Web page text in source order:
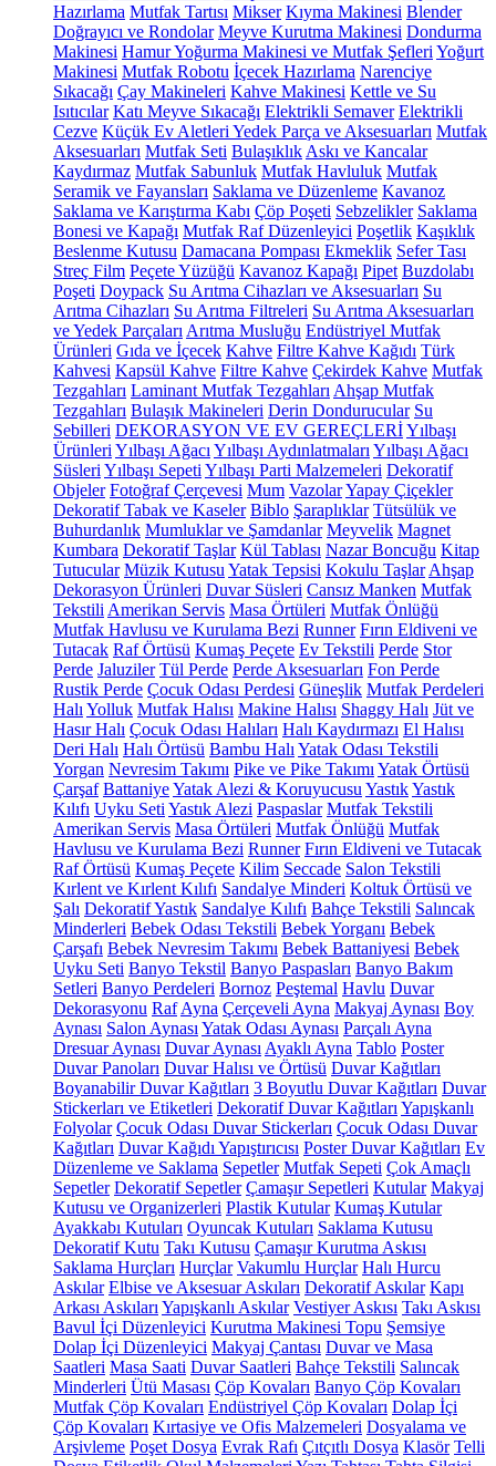
Hazırlama Mutfak Tartısı Mikser Kıyma Makinesi Blender
Doğrayıcı ve Rondolar Meyve Kurutma Makinesi Dondurma
Makinesi Hamur Yoğurma Makinesi ve Mutfak Şefleri Yoğurt
Makinesi Mutfak Robotu İçecek Hazırlama Narenciye
Sıkacağı Çay Makineleri Kahve Makinesi Kettle ve Su
Isıtıcılar Katı Meyve Sıkacağı Elektrikli Semaver Elektrikli
Cezve Küçük Ev Aletleri Yedek Parça ve Aksesuarları Mutfak
Aksesuarları Mutfak Seti Bulaşıklık Askı ve Kancalar
Kaydırmaz Mutfak Sabunluk Mutfak Havluluk Mutfak
Seramik ve Fayansları Saklama ve Düzenleme Kavanoz
Saklama ve Karıştırma Kabı Çöp Poşeti Sebzelikler Saklama
Bonesi ve Kapağı Mutfak Raf Düzenleyici Poşetlik Kaşıklık
Beslenme Kutusu Damacana Pompası Ekmeklik Sefer Tası
Streç Film Peçete Yüzüğü Kavanoz Kapağı Pipet Buzdolabı
Poşeti Doypack Su Arıtma Cihazları ve Aksesuarları Su
Arıtma Cihazları Su Arıtma Filtreleri Su Arıtma Aksesuarları
ve Yedek Parçaları Arıtma Musluğu Endüstriyel Mutfak
Ürünleri Gıda ve İçecek Kahve Filtre Kahve Kağıdı Türk
Kahvesi Kapsül Kahve Filtre Kahve Çekirdek Kahve Mutfak
Tezgahları Laminant Mutfak Tezgahları Ahşap Mutfak
Tezgahları Bulaşık Makineleri Derin Dondurucular Su
Sebilleri DEKORASYON VE EV GEREÇLERİYılbaşı
Ürünleri Yılbaşı Ağacı Yılbaşı Aydınlatmaları Yılbaşı Ağacı
Süsleri Yılbaşı Sepeti Yılbaşı Parti Malzemeleri Dekoratif
Objeler Fotoğraf Çerçevesi Mum VazolarYapay Çiçekler
Dekoratif Tabak ve Kaseler Biblo Şaraplıklar Tütsülük ve
Buhurdanlık Mumluklar ve Şamdanlar Meyvelik Magnet
Kumbara Dekoratif Taşlar Kül Tablası Nazar Boncuğu Kitap
Tutucular Müzik Kutusu Yatak Tepsisi Kokulu Taşlar Ahşap
Dekorasyon Ürünleri Duvar Süsleri Cansız Manken Mutfak
Tekstili Amerikan Servis Masa Örtüleri Mutfak Önlüğü
Mutfak Havlusu ve Kurulama Bezi Runner Fırın Eldiveni ve
Tutacak Raf Örtüsü Kumaş Peçete Ev Tekstili Perde Stor
Perde Jaluziler Tül Perde Perde Aksesuarları Fon Perde
Rustik Perde Çocuk Odası Perdesi Güneşlik Mutfak Perdeleri
Halı Yolluk Mutfak Halısı Makine Halısı Shaggy Halı Jüt ve
Hasır Halı Çocuk Odası Halıları Halı Kaydırmazı El Halısı
Deri Halı Halı Örtüsü Bambu Halı Yatak Odası Tekstili
Yorgan Nevresim Takımı Pike ve Pike Takımı Yatak Örtüsü
Çarşaf BattaniyeYatak Alezi & Koruyucusu YastıkYastık
Kılıfı Uyku Seti Yastık Alezi Paspaslar Mutfak Tekstili
Amerikan Servis Masa Örtüleri Mutfak Önlüğü Mutfak
Havlusu ve Kurulama Bezi Runner Fırın Eldiveni ve Tutacak
Raf Örtüsü Kumaş Peçete Kilim Seccade Salon Tekstili
Kırlent ve Kırlent Kılıfı Sandalye Minderi Koltuk Örtüsü ve
Şalı Dekoratif Yastık Sandalye Kılıfı Bahçe Tekstili Salıncak
Minderleri Bebek Odası Tekstili Bebek Yorganı Bebek
Çarşafı Bebek Nevresim Takımı Bebek Battaniyesi Bebek
Uyku Seti Banyo Tekstil Banyo Paspasları Banyo Bakım
Setleri Banyo Perdeleri Bornoz Peştemal Havlu Duvar
Dekorasyonu Raf Ayna Çerçeveli Ayna Makyaj Aynası Boy
Aynası Salon Aynası Yatak Odası Aynası Parçalı Ayna
Dresuar Aynası Duvar Aynası Ayaklı Ayna Tablo Poster
Duvar Panoları Duvar Halısı ve Örtüsü Duvar Kağıtları
Boyanabilir Duvar Kağıtları 3 Boyutlu Duvar Kağıtları Duvar
Stickerları ve Etiketleri Dekoratif Duvar Kağıtları Yapışkanlı
Folyolar Çocuk Odası Duvar Stickerları Çocuk Odası Duvar
Kağıtları Duvar Kağıdı Yapıştırıcısı Poster Duvar Kağıtları Ev
Düzenleme ve Saklama Sepetler Mutfak Sepeti Çok Amaçlı
Sepetler Dekoratif Sepetler Çamaşır Sepetleri Kutular Makyaj
Kutusu ve Organizerleri Plastik Kutular Kumaş Kutular
Ayakkabı Kutuları Oyuncak Kutuları Saklama Kutusu
Dekoratif Kutu Takı Kutusu Çamaşır Kurutma Askısı
Saklama Hurçları Hurçlar Vakumlu Hurçlar Halı Hurcu
Askılar Elbise ve Aksesuar Askıları Dekoratif Askılar Kapı
Arkası Askıları Yapışkanlı Askılar Vestiyer Askısı Takı Askısı
Bavul İçi Düzenleyici Kurutma Makinesi Topu Şemsiye
Dolap İçi Düzenleyici Makyaj Çantası Duvar ve Masa
Saatleri Masa Saati Duvar Saatleri Bahçe Tekstili Salıncak
Minderleri Ütü Masası Çöp Kovaları Banyo Çöp Kovaları
Mutfak Çöp Kovaları Endüstriyel Çöp Kovaları Dolap İçi
Çöp Kovaları Kırtasiye ve Ofis Malzemeleri Dosyalama ve
Arşivleme Poşet Dosya Evrak Rafı Çıtçıtlı Dosya Klasör Telli